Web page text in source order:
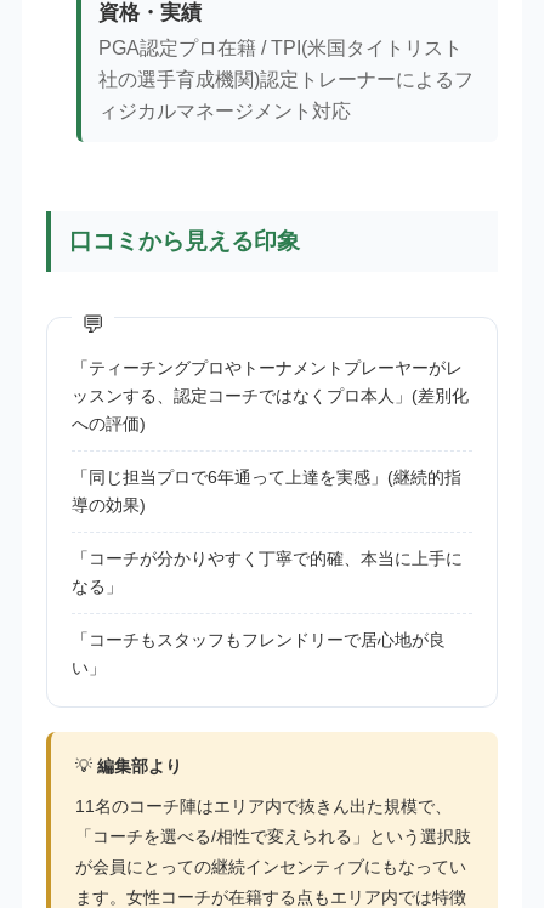
資格・実績
PGA認定プロ在籍 / TPI(米国タイトリスト
社の選手育成機関)認定トレーナーによるフ
ィジカルマネージメント対応
口コミから見える印象
「ティーチングプロやトーナメントプレーヤーがレ
ッスンする、認定コーチではなくプロ本人」(差別化
への評価)
「同じ担当プロで6年通って上達を実感」(継続的指
導の効果)
「コーチが分かりやすく丁寧で的確、本当に上手に
なる」
「コーチもスタッフもフレンドリーで居心地が良
い」
💡 編集部より
11名のコーチ陣はエリア内で抜きん出た規模で、
「コーチを選べる/相性で変えられる」という選択肢
が会員にとっての継続インセンティブにもなってい
ます。女性コーチが在籍する点もエリア内では特徴